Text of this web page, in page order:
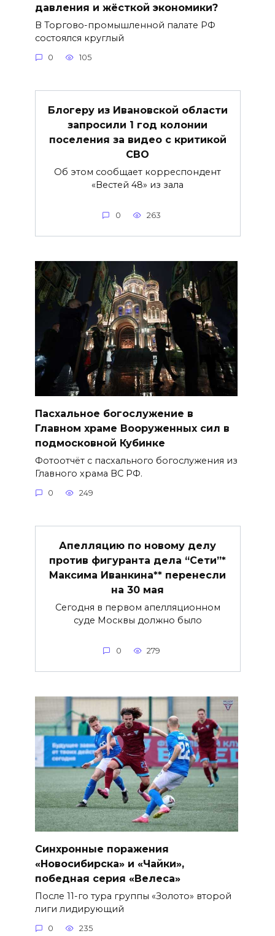
давления и жёсткой экономики?
В Торгово-промышленной палате РФ
состоялся круглый
0 105
Блогеру из Ивановской области
запросили 1 год колонии
поселения за видео с критикой
СВО
Об этом сообщает корреспондент
«Вестей 48» из зала
0 263
Пасхальное богослужение в
Главном храме Вооруженных сил в
подмосковной Кубинке
Фотоотчёт с пасхального богослужения из
Главного храма ВС РФ.
0 249
Апелляцию по новому делу
против фигуранта дела “Сети”*
Максима Иванкина** перенесли
на 30 мая
Сегодня в первом апелляционном
суде Москвы должно было
0 279
Синхронные поражения
«Новосибирска» и «Чайки»,
победная серия «Велеса»
После 11-го тура группы «Золото» второй
лиги лидирующий
0 235